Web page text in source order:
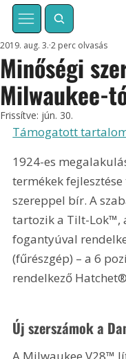
Minőségi
Milwaukee-
2019. aug. 3. 2 perc olvasás
Frissítve: jún. 30.
Támogatott
1924-es
termékek
szereppel bír. A
tartozik a Tilt-Lok™,
fogantyúval
(fűrészgép) – a 6
rendelkező
Új szerszámok a